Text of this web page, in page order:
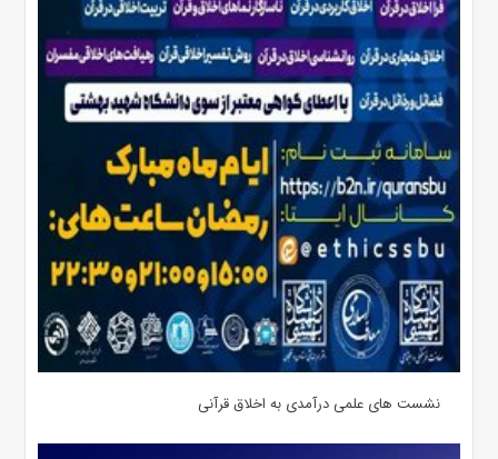
نشست های علمی درآمدی به اخلاق قرآنی